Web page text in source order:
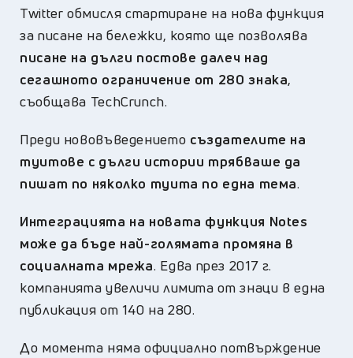
Twitter обмисля стартиране на нова функция
за писане на бележки, която ще позволява
писане на дълги постове далеч над
сегашното ограничение от 280 знака,
съобщава TechCrunch.
Преди нововъведението създателите на
туитове с дълги истории трябваше да
пишат по няколко туита по една тема.
Интеграцията на новата функция Notes
може да бъде най-голямата промяна в
социалната мрежа. Едва през 2017 г.
компанията увеличи лимита от знаци в една
публикация от 140 на 280.
До момента няма официално потвърждение